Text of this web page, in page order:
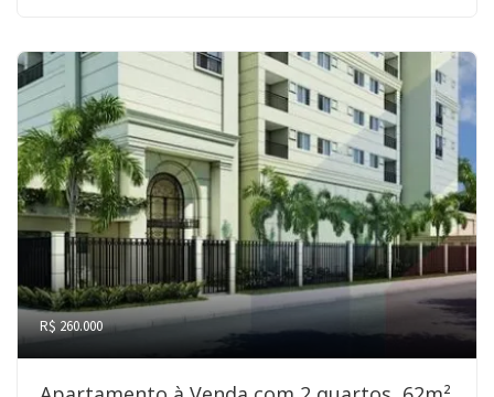
R$ 260.000